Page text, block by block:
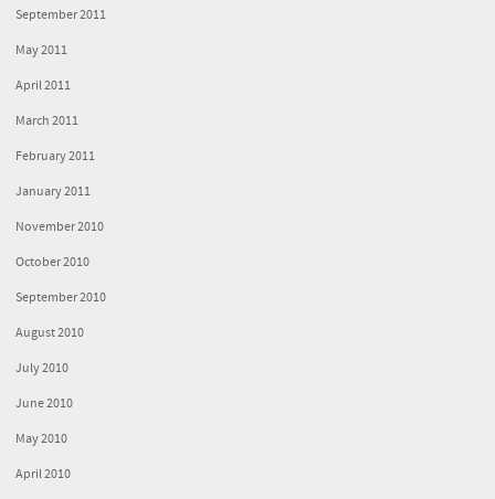
September 2011
May 2011
April 2011
March 2011
February 2011
January 2011
November 2010
October 2010
September 2010
August 2010
July 2010
June 2010
May 2010
April 2010